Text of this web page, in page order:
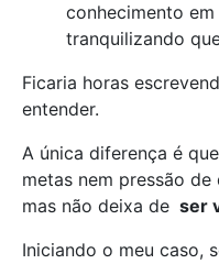
conhecimento
tranquilizando
Ficaria horas
entender.
A única diferença é
metas nem pressão
mas não deixa de ser
Iniciando o meu caso,